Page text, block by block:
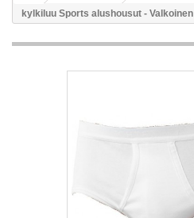
kylkiluu Sports alushousut - Valkoinen